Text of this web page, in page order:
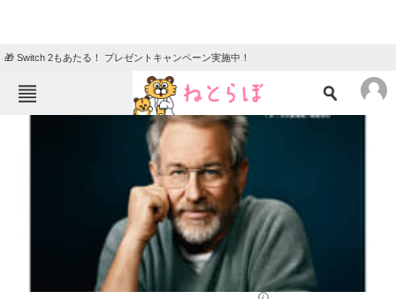
🎁 Switch 2もあたる！ プレゼントキャンペーン実施中！
ニュース
クイズ
地域
教育・育児
リサーチ